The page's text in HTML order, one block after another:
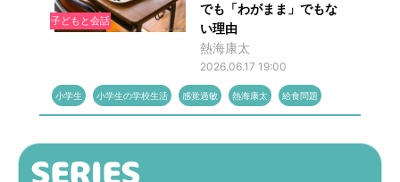
子どもと会話
でも「わがまま」でもな
い理由
熱海康太
2026.06.17 19:00
小学生 小学生の学校生活 感覚過敏 熱海康太 給食問題